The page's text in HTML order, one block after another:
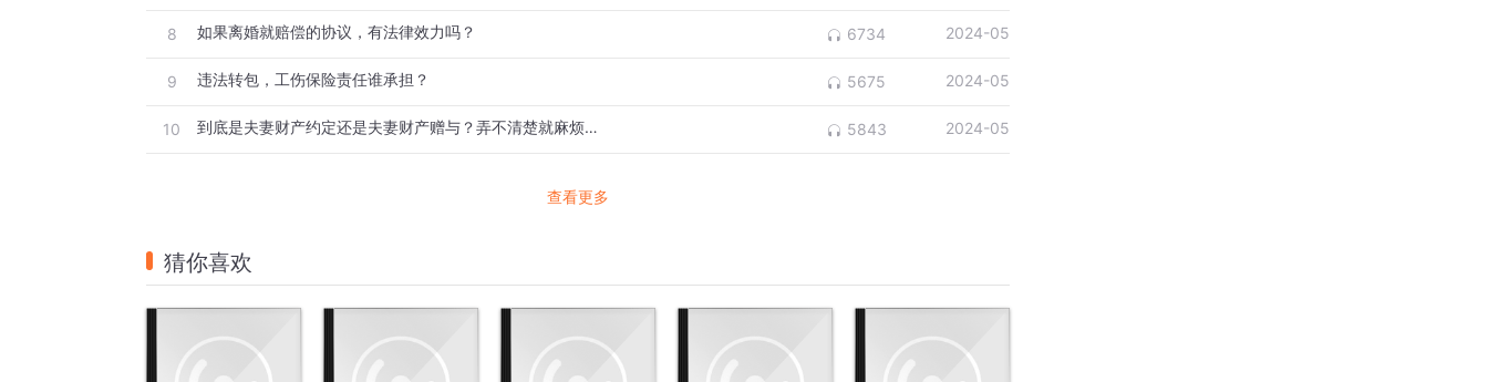
8 如果离婚就赔偿的协议，有法律效力吗？ 6734 2024-05
9 违法转包，工伤保险责任谁承担？ 5675 2024-05
10 到底是夫妻财产约定还是夫妻财产赠与？弄不清楚就麻烦了！ 5843 2024-05
查看更多
猜你喜欢